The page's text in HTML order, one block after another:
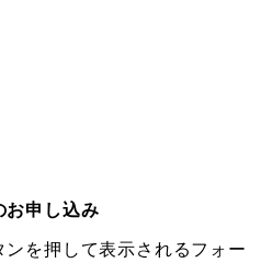
お申し込み
ンを押して表示されるフォー